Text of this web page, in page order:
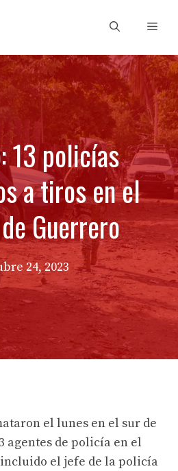
13 policías
a tiros en el
Guerrero
24, 2023
el lunes en el sur de
agentes de policía en el
el jefe de la policía